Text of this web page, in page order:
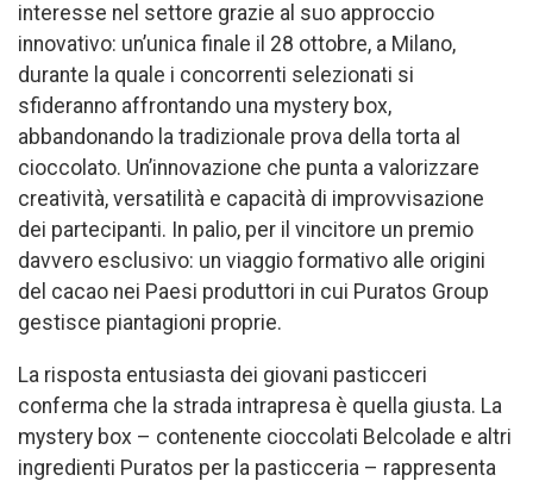
interesse nel settore grazie al suo approccio
innovativo: un’unica finale il 28 ottobre, a Milano,
durante la quale i concorrenti selezionati si
sfideranno affrontando una mystery box,
abbandonando la tradizionale prova della torta al
cioccolato. Un’innovazione che punta a valorizzare
creatività, versatilità e capacità di improvvisazione
dei partecipanti. In palio, per il vincitore un premio
davvero esclusivo: un viaggio formativo alle origini
del cacao nei Paesi produttori in cui Puratos Group
gestisce piantagioni proprie.
La risposta entusiasta dei giovani pasticceri
conferma che la strada intrapresa è quella giusta. La
mystery box – contenente cioccolati Belcolade e altri
ingredienti Puratos per la pasticceria – rappresenta